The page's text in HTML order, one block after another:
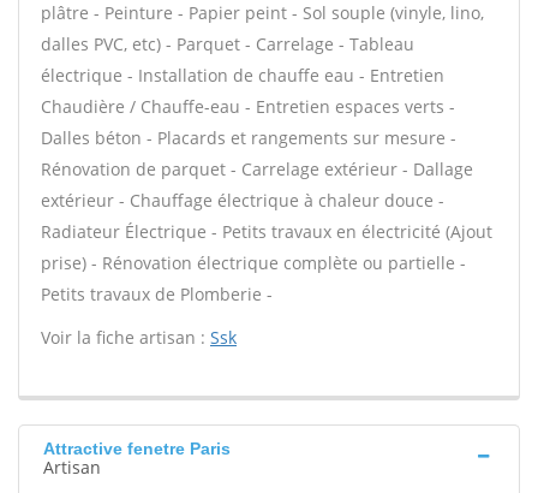
plâtre - Peinture - Papier peint - Sol souple (vinyle, lino,
dalles PVC, etc) - Parquet - Carrelage - Tableau
électrique - Installation de chauffe eau - Entretien
Chaudière / Chauffe-eau - Entretien espaces verts -
Dalles béton - Placards et rangements sur mesure -
Rénovation de parquet - Carrelage extérieur - Dallage
extérieur - Chauffage électrique à chaleur douce -
Radiateur Électrique - Petits travaux en électricité (Ajout
prise) - Rénovation électrique complète ou partielle -
Petits travaux de Plomberie -
Voir la fiche artisan : Ssk
Attractive fenetre Paris
Artisan